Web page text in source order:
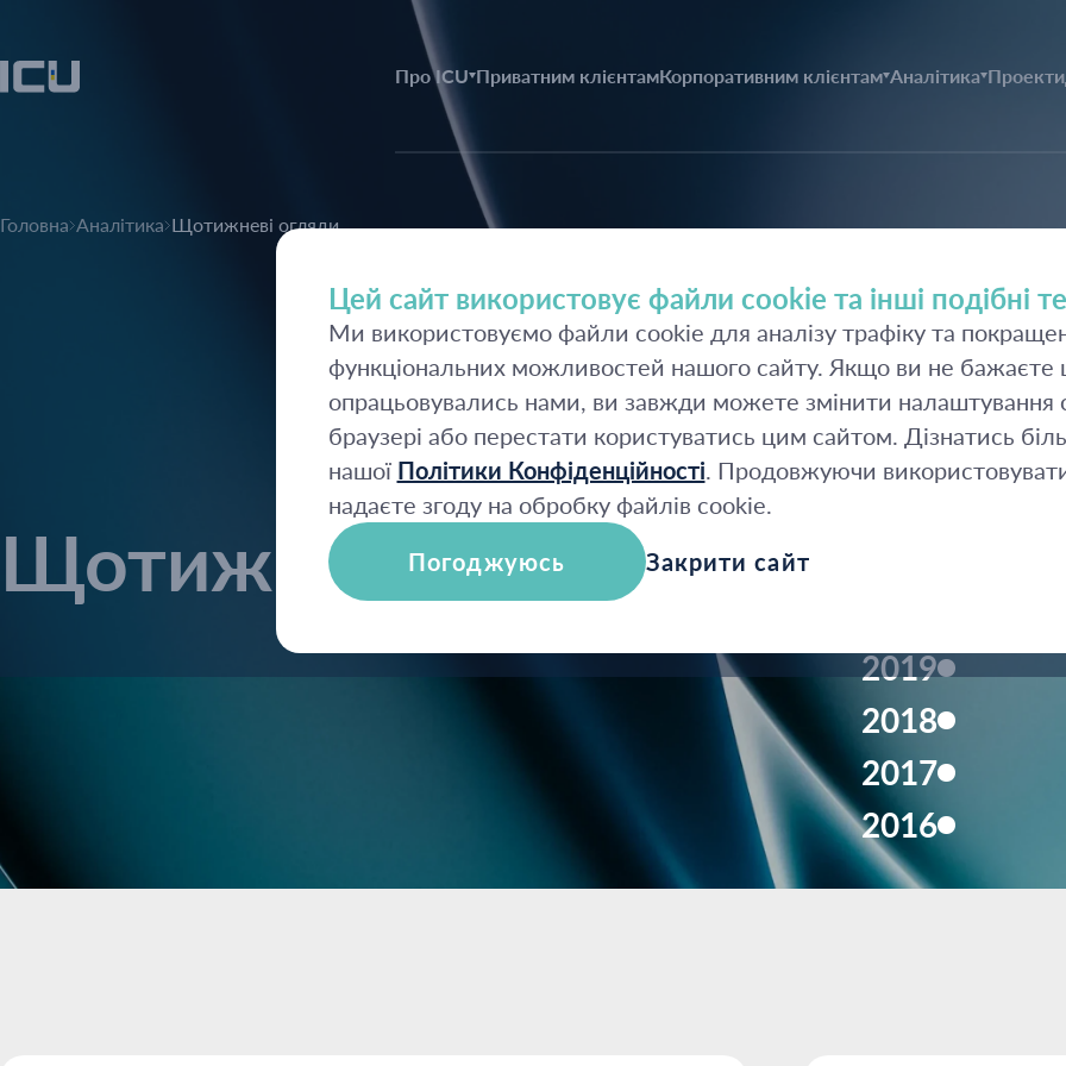
Про ICU Приватним клієнтамКорпоративним клієнтам Аналітика Проекти
Головна Аналітика Щотижневі огляди
Щотижневі огляди
2026
2025
2024
2023
2019
2018
2017
2016
Цей сайт використовує файли cookie та інші подібні
Ми використовуємо файли cookie для аналізу трафіку та
функціональних можливостей нашого сайту. Якщо ви не бажаєте
опрацьовувались нами, ви завжди можете змінити налаштування
браузері або перестати користуватись цим сайтом. Дізнатись
нашої Політики Конфіденційності. Продовжуючи
надаєте згоду на обробку файлів cookie.
Погоджуюсь
Закрити сайт